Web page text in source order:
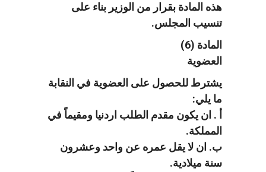
هذه المادة بقرار من الوزير بناء على
تنسيب المجلس.
المادة (6)
العضوية
يشترط للحصول على العضوية في النقابة
ما يلي:
أ . ان يكون مقدم الطلب اردنيا ومقيماً في
المملكة.
ب. ان لا يقل عمره عن واحد وعشرون
سنة ميلادية.